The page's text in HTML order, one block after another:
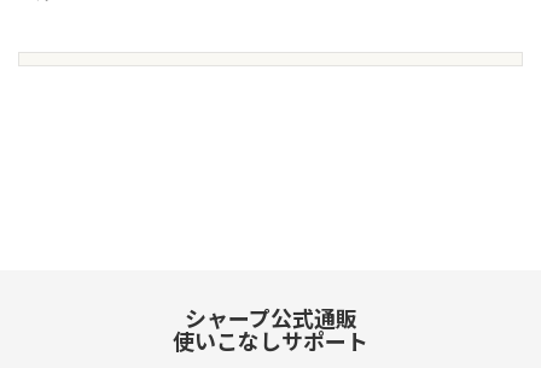
シャープ公式通販
使いこなしサポート